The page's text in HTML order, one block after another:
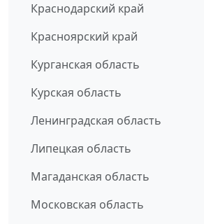
Краснодарский край
Красноярский край
Курганская область
Курская область
Ленинградская область
Липецкая область
Магаданская область
Московская область